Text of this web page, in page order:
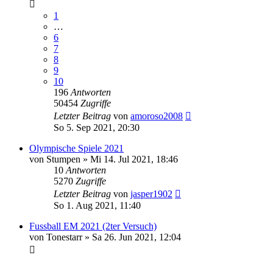
1
…
6
7
8
9
10
196 Antworten
50454 Zugriffe
Letzter Beitrag von amoroso2008
So 5. Sep 2021, 20:30
Olympische Spiele 2021
von Stumpen » Mi 14. Jul 2021, 18:46
10 Antworten
5270 Zugriffe
Letzter Beitrag von jasper1902
So 1. Aug 2021, 11:40
Fussball EM 2021 (2ter Versuch)
von Tonestarr» Sa 26. Jun 2021, 12:04